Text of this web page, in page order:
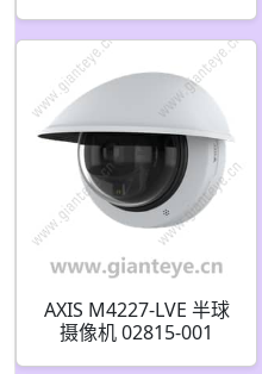
AXIS M4227-LVE 半球
摄像机 02815-001